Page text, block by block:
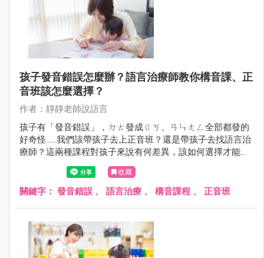
孩子發音錯誤怎麼辦？語言治療師教你構音課、正
音班該怎麼選擇？
作者：靜靜老師說語言
孩子有「發音錯誤」，ㄉㄊ發成ㄍㄎ、ㄢㄣㄤㄥ全部都發的
好奇怪......我們該帶孩子去上正音班？還是帶孩子去找語言治
療師？這兩種課程對孩子來說有何差異，該如何選擇才能真
正地幫助孩子在學習語言的路上更順利！靜靜老師會一起在
這篇文章中解答！
收藏
關鍵字： 發音錯誤 、 語言治療 、 構音課程 、 正音班